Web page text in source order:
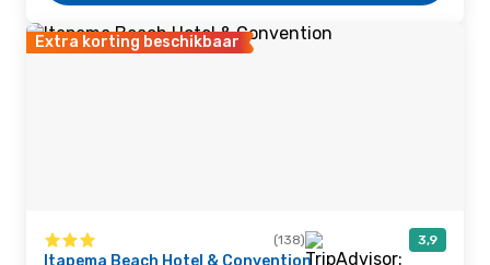
Extra korting beschikbaar
(138) 3,9
Itapema Beach Hotel & Convention